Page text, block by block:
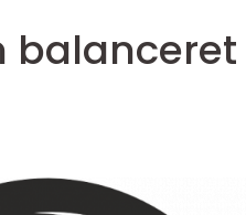
balanceret